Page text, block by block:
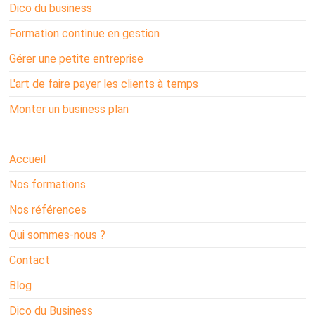
Dico du business
Formation continue en gestion
Gérer une petite entreprise
L'art de faire payer les clients à temps
Monter un business plan
Accueil
Nos formations
Nos références
Qui sommes-nous ?
Contact
Blog
Dico du Business